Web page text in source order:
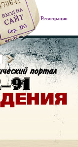
Регистрация